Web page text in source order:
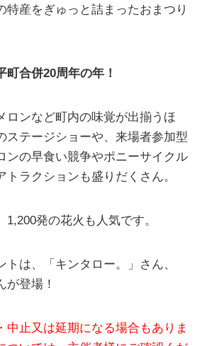
特産をぎゅっと詰まったおまつり
町合併20周年の年！
ロンなど町内の味覚が出揃うほ
ステージショーや、来場者参加型
ンの早食い競争やポニーサイクル
トラクションも盛りだくさん。
1,200発の花火も人気です。
トは、「キンタロー。」さん、
が登場！
止又は延期になる場合もありま